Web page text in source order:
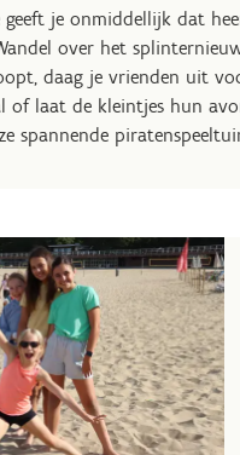
geeft je onmiddellijk dat
over het
daag je vrienden uit
of laat de kleintjes hun
spannende